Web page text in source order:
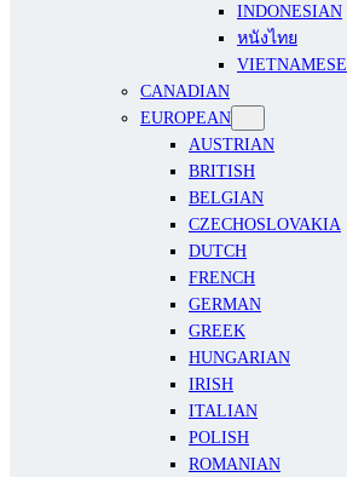
INDONESIAN
หนังไทย
VIETNAMESE
CANADIAN
EUROPEAN
AUSTRIAN
BRITISH
BELGIAN
CZECHOSLOVAKIA
DUTCH
FRENCH
GERMAN
GREEK
HUNGARIAN
IRISH
ITALIAN
POLISH
ROMANIAN